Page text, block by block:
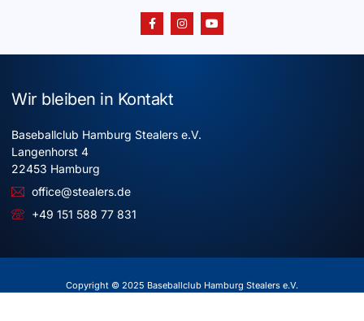
Wir bleiben in Kontakt
Baseballclub Hamburg Stealers e.V.
Langenhorst 4
22453 Hamburg
office@stealers.de
+49 151 588 77 831
Copyright © 2025 Baseballclub Hamburg Stealers e.V.